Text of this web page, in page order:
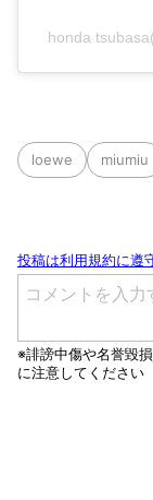
honda
loewe miumiu